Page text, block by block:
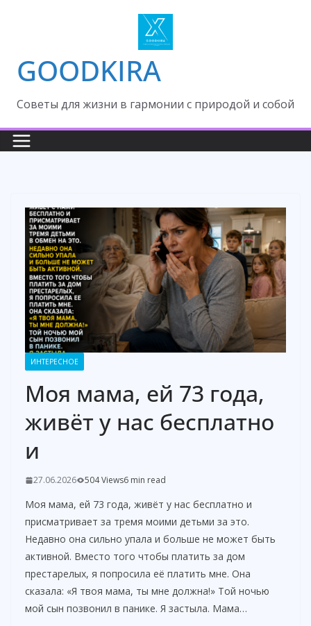
GOODKIRA
Cоветы для жизни в гармонии с природой и собой
ИНТЕРЕСНОЕ
Моя мама, ей 73 года,
живёт у нас бесплатно
и
27.06.2026 504 Views6 min read
Моя мама, ей 73 года, живёт у нас бесплатно и
присматривает за тремя моими детьми за это.
Недавно она сильно упала и больше не может быть
активной. Вместо того чтобы платить за дом
престарелых, я попросила её платить мне. Она
сказала: «Я твоя мама, ты мне должна!» Той ночью
мой сын позвонил в панике. Я застыла. Мама…